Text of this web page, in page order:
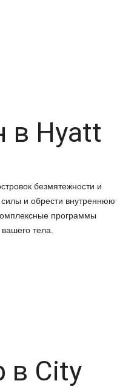
в Hyatt
безмятежности и
силы и обрести внутреннюю
программы
тела.
в City